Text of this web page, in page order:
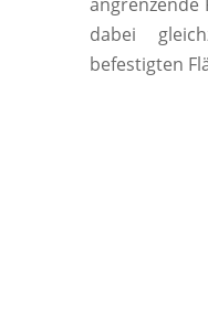
dabei
befestigten